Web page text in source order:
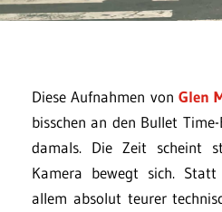
Diese Aufnahmen von Glen
bisschen an den Bullet
damals. Die Zeit scheint
Kamera bewegt sich.
allem absolut teurer